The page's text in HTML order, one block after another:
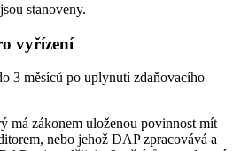
stanoveny.
vyřízení
3 měsíců po uplynutí zdaňovacího
má zákonem uloženou povinnost mít
nebo jehož DAP zpracovává a